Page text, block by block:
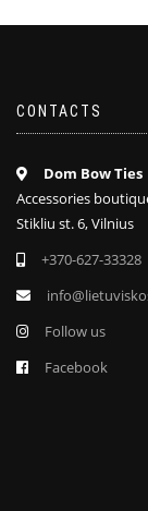
CONTACTS
Dom Bow Ties
Accessories
Stikliu st. 6, Vilnius
+370-627-33328
Follow us
Facebook